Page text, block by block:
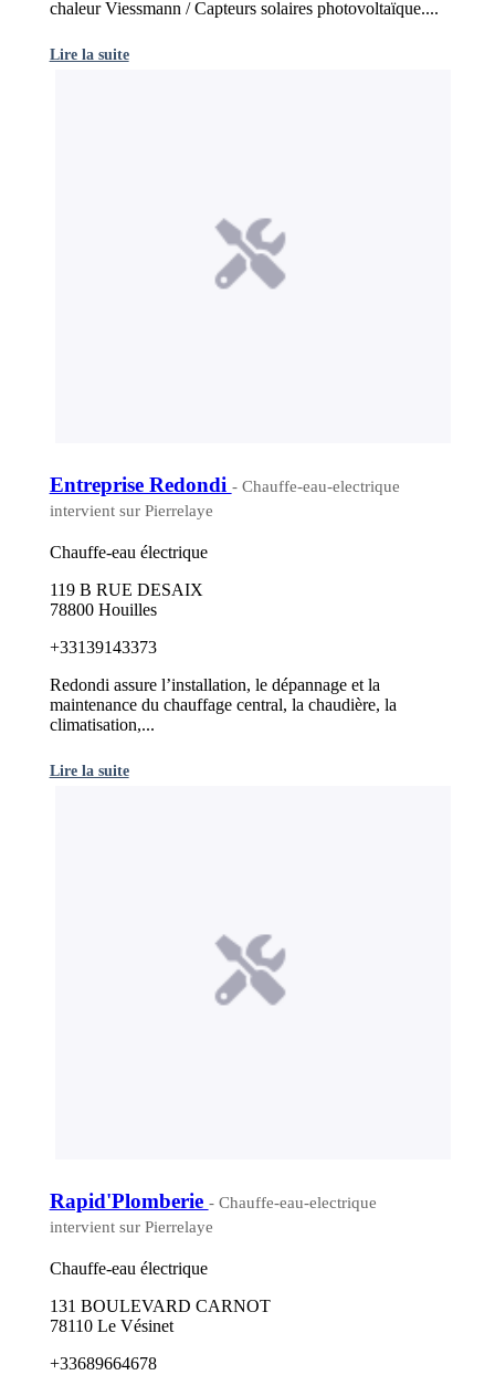
chaleur Viessmann / Capteurs solaires photovoltaïque....
Lire la suite
Entreprise Redondi - Chauffe-eau-electrique
intervient sur Pierrelaye
Chauffe-eau électrique
119 B RUE DESAIX
78800 Houilles
+33139143373
Redondi assure l’installation, le dépannage et la
maintenance du chauffage central, la chaudière, la
climatisation,...
Lire la suite
Rapid'Plomberie - Chauffe-eau-electrique
intervient sur Pierrelaye
Chauffe-eau électrique
131 BOULEVARD CARNOT
78110 Le Vésinet
+33689664678